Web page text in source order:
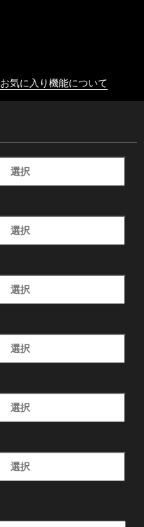
お気に入り機能について
選択
選択
選択
選択
選択
選択